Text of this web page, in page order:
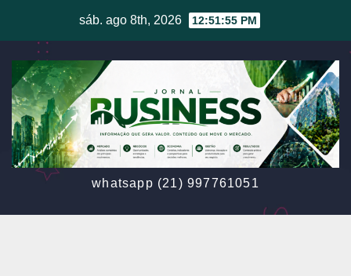
content
sáb. ago 8th, 2026 12:51:57 PM
whatsapp (21) 997761051